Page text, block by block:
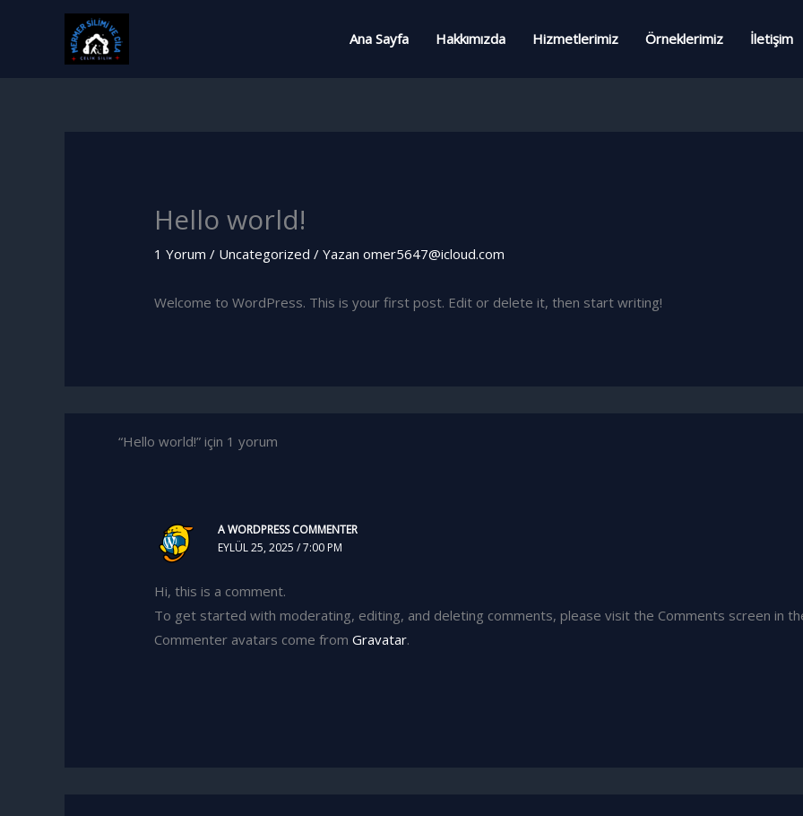
Ana Sayfa Hakkımızda Hizmetlerimiz Örneklerimiz İletişim
Hello world!
1 Yorum / Uncategorized / Yazan omer5647@icloud.com
Welcome to WordPress. This is your first post. Edit or delete it, then start writing!
“Hello world!” için 1 yorum
A WORDPRESS COMMENTER
EYLÜL 25, 2025 / 7:00 PM
Hi, this is a comment.
To get started with moderating, editing, and deleting comments, please visit the Comments screen in
Commenter avatars come fromGravatar.